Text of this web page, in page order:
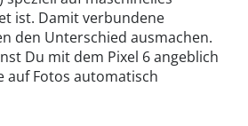
ist. Damit verbundene
den Unterschied ausmachen.
Du mit dem Pixel 6 angeblich
auf Fotos automatisch